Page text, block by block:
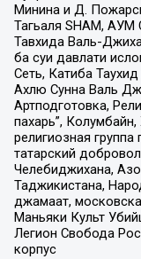
Минина и Д.
Тагьаля SHAM,
Тавхида Валь-
ба суи давлати
Сеть, Катиба
Ахлю Сунна Валь
Артподготовка,
пахарь”,
религиозная
татарский
Челебиджихана,
Таджикистана,
джамаат,
Маньяки Культ
Легион Свобода
корпус